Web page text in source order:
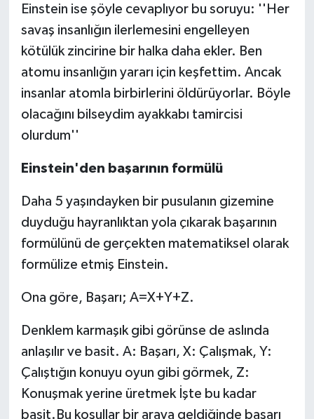
Einstein ise şöyle cevaplıyor bu soruyu: ''Her
savaş insanlığın ilerlemesini engelleyen
kötülük zincirine bir halka daha ekler. Ben
atomu insanlığın yararı için keşfettim. Ancak
insanlar atomla birbirlerini öldürüyorlar. Böyle
olacağını bilseydim ayakkabı tamircisi
olurdum''
Einstein'den başarının formülü
Daha 5 yaşındayken bir pusulanın gizemine
duyduğu hayranlıktan yola çıkarak başarının
formülünü de gerçekten matematiksel olarak
formülize etmiş Einstein.
Ona göre, Başarı; A=X+Y+Z.
Denklem karmaşık gibi görünse de aslında
anlaşılır ve basit. A: Başarı, X: Çalışmak, Y:
Çalıştığın konuyu oyun gibi görmek, Z:
Konuşmak yerine üretmek İşte bu kadar
basit.Bu koşullar bir araya geldiğinde başarı